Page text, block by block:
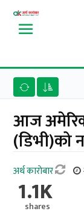
आज
(डिभी)को
अर्थ काराेबार
1.1K
shares